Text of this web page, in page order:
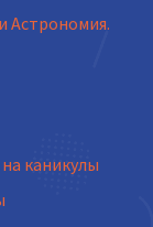
Астрономия.
каникулы